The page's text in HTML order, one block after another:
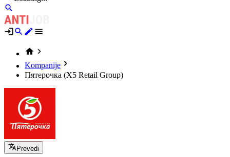
Kompanije
Пятерочка (X5 Retail Group)
Prevedi